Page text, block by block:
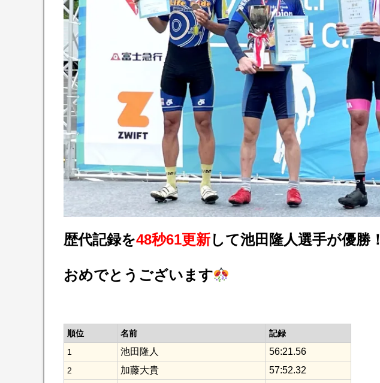
歴代記録を48秒61更新して池田隆人選手が優勝！
おめでとうございます
順位 名前
記録
1
池田隆人 56:21.56
2 加藤大貴 57:52.32